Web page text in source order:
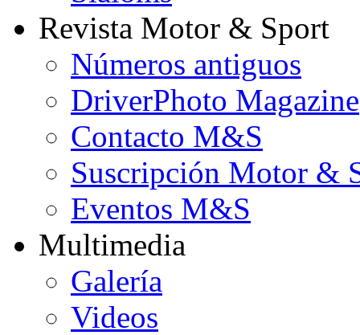
Revista Motor & Sport
Números antiguos
DriverPhoto Magazine
Contacto M&S
Suscripción Motor &
Eventos M&S
Multimedia
Galería
Videos